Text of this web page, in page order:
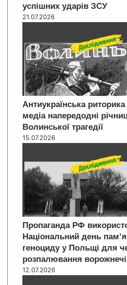
успішних ударів ЗСУ
21.07.2026
Антиукраїнська
медіа напередодні
Волинської трагедії
15.07.2026
Пропаганда РФ
Національний день
геноциду у Польщі для
розпалювання ворожнечі
12.07.2026